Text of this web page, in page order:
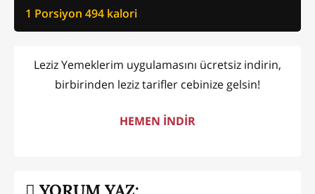
1 Porsiyon 494 kalori
Leziz Yemeklerim uygulamasını ücretsiz indirin,
birbirinden leziz tarifler cebinize gelsin!
HEMEN İNDİR